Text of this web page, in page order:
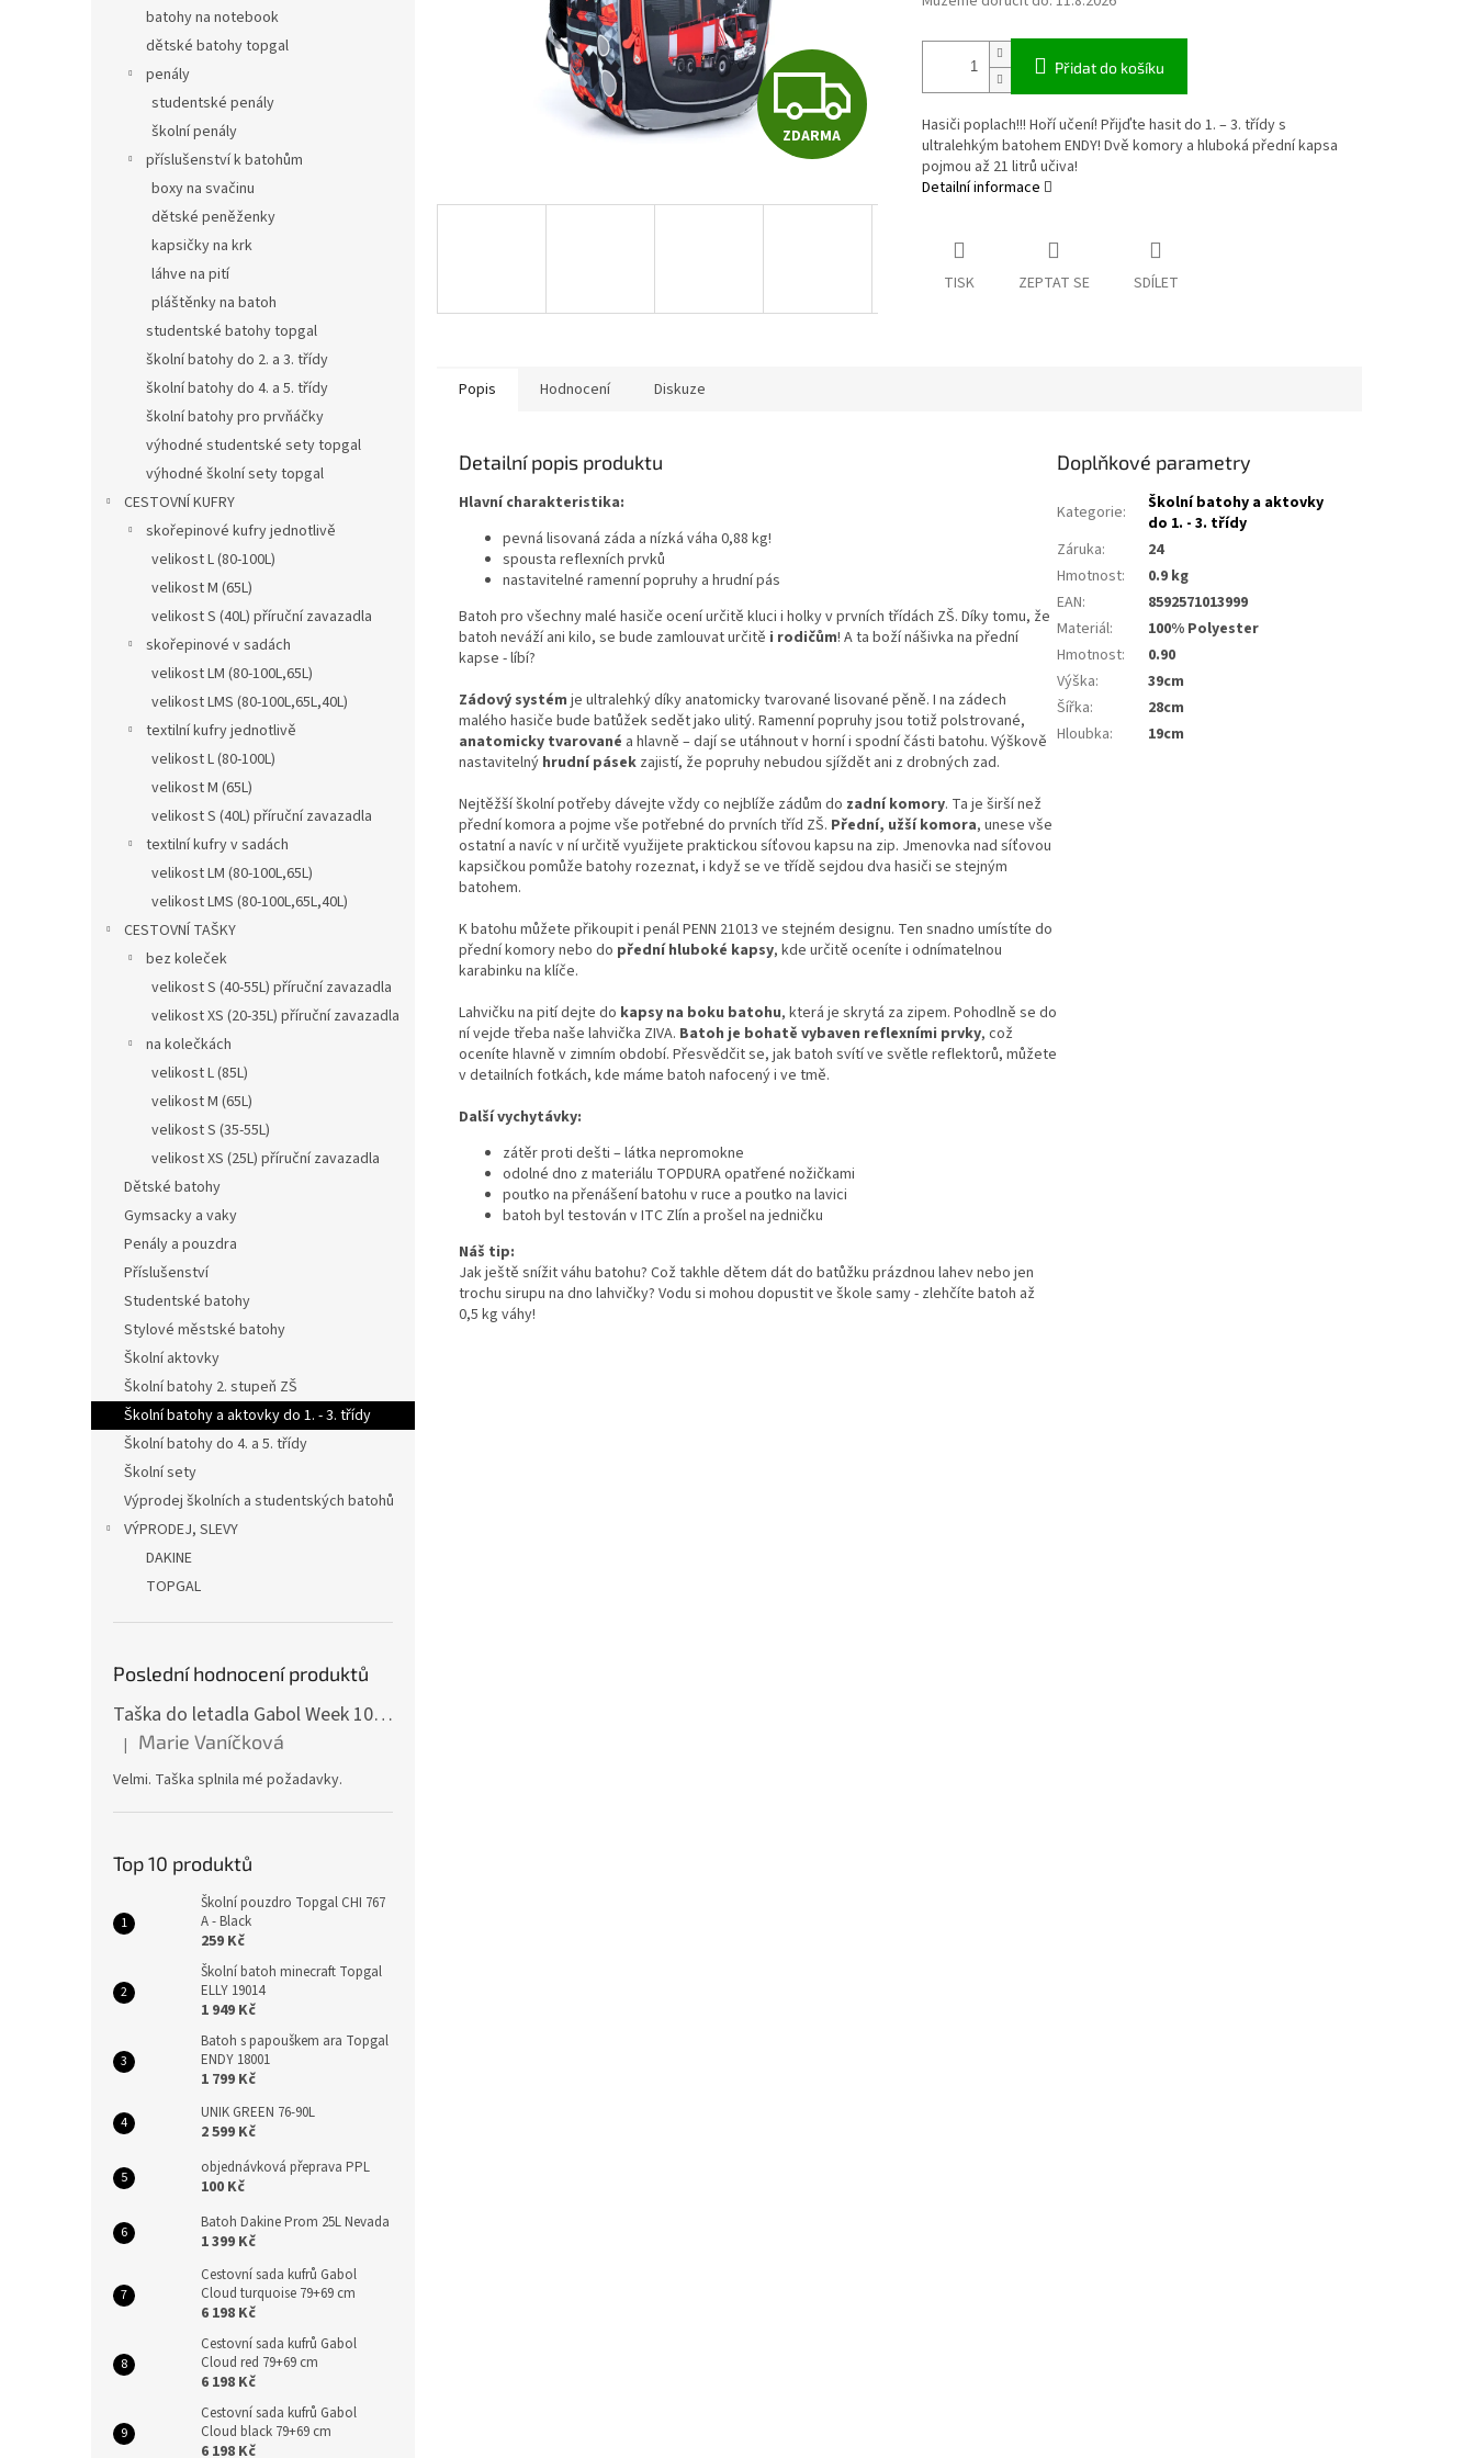
batohy na notebook
dětské batohy topgal
penály
studentské penály
školní penály
příslušenství k batohům
boxy na svačinu
dětské peněženky
kapsičky na krk
láhve na pití
pláštěnky na batoh
studentské batohy topgal
školní batohy do 2. a 3. třídy
školní batohy do 4. a 5. třídy
školní batohy pro prvňáčky
výhodné studentské sety topgal
výhodné školní sety topgal
CESTOVNÍ KUFRY
skořepinové kufry jednotlivě
velikost L (80-100L)
velikost M (65L)
velikost S (40L) příruční zavazadla
skořepinové v sadách
velikost LM (80-100L,65L)
velikost LMS (80-100L,65L,40L)
textilní kufry jednotlivě
velikost L (80-100L)
velikost M (65L)
velikost S (40L) příruční zavazadla
textilní kufry v sadách
velikost LM (80-100L,65L)
velikost LMS (80-100L,65L,40L)
CESTOVNÍ TAŠKY
bez koleček
velikost S (40-55L) příruční zavazadla
velikost XS (20-35L) příruční zavazadla
na kolečkách
velikost L (85L)
velikost M (65L)
velikost S (35-55L)
velikost XS (25L) příruční zavazadla
Dětské batohy
Gymsacky a vaky
Penály a pouzdra
Příslušenství
Studentské batohy
Stylové městské batohy
Školní aktovky
Školní batohy 2. stupeň ZŠ
Školní batohy a aktovky do 1. - 3. třídy
Školní batohy do 4. a 5. třídy
Školní sety
Výprodej školních a studentských batohů
VÝPRODEJ, SLEVY
DAKINE
TOPGAL
Poslední hodnocení produktů
Taška do letadla Gabol Week 100510 red
Hodnocení produktu je 5 z 5 hvězdiček.
| Marie Vaníčková
Velmi. Taška splnila mé požadavky.
Top 10 produktů
Školní pouzdro Topgal CHI 767
A - Black
259 Kč
Školní batoh minecraft Topgal
ELLY 19014
1 949 Kč
Batoh s papouškem ara Topgal
ENDY 18001
1 799 Kč
UNIK GREEN 76-90L
2 599 Kč
objednávková přeprava PPL
100 Kč
Batoh Dakine Prom 25L Nevada
1 399 Kč
Cestovní sada kufrů Gabol
Cloud turquoise 79+69 cm
6 198 Kč
Cestovní sada kufrů Gabol
Cloud red 79+69 cm
6 198 Kč
Cestovní sada kufrů Gabol
Cloud black 79+69 cm
6 198 Kč
Z
D
R
ZDARMA
Přidat do košíku
Hasiči poplach!!! Hoří učení! Přijďte hasit do 1. – 3. třídy s
ultralehkým batohem ENDY! Dvě komory a hluboká přední kapsa
pojmou až 21 litrů učiva!
Detailní informace
TISK ZEPTAT SE SDÍLET
Popis Hodnocení Diskuze
Detailní popis produktu
Hlavní charakteristika:
pevná lisovaná záda a nízká váha 0,88 kg!
spousta reflexních prvků
nastavitelné ramenní popruhy a hrudní pás
Batoh pro všechny malé hasiče ocení určitě kluci i holky v prvních třídách ZŠ. Díky tomu, že
batoh neváží ani kilo, se bude zamlouvat určitě i rodičům! A ta boží nášivka na přední
kapse - líbí?
Zádový systém je ultralehký díky anatomicky tvarované lisované pěně. I na zádech
malého hasiče bude batůžek sedět jako ulitý. Ramenní popruhy jsou totiž polstrované,
anatomicky tvarované a hlavně – dají se utáhnout v horní i spodní části batohu. Výškově
nastavitelný hrudní pásek zajistí, že popruhy nebudou sjíždět ani z drobných zad.
Nejtěžší školní potřeby dávejte vždy co nejblíže zádům do zadní komory. Ta je širší než
přední komora a pojme vše potřebné do prvních tříd ZŠ. Přední, užší komora, unese vše
ostatní a navíc v ní určitě využijete praktickou síťovou kapsu na zip. Jmenovka nad síťovou
kapsičkou pomůže batohy rozeznat, i když se ve třídě sejdou dva hasiči se stejným
batohem.
K batohu můžete přikoupit i penál PENN 21013 ve stejném designu. Ten snadno umístíte do
přední komory nebo do přední hluboké kapsy, kde určitě oceníte i odnímatelnou
karabinku na klíče.
Lahvičku na pití dejte do kapsy na boku batohu, která je skrytá za zipem. Pohodlně se do
ní vejde třeba naše lahvička ZIVA. Batoh je bohatě vybaven reflexními prvky, což
oceníte hlavně v zimním období. Přesvědčit se, jak batoh svítí ve světle reflektorů, můžete
v detailních fotkách, kde máme batoh nafocený i ve tmě.
Další vychytávky:
zátěr proti dešti – látka nepromokne
odolné dno z materiálu TOPDURA opatřené nožičkami
poutko na přenášení batohu v ruce a poutko na lavici
batoh byl testován v ITC Zlín a prošel na jedničku
Náš tip:
Jak ještě snížit váhu batohu? Což takhle dětem dát do batůžku prázdnou lahev nebo jen
trochu sirupu na dno lahvičky? Vodu si mohou dopustit ve škole samy - zlehčíte batoh až
0,5 kg váhy!
Doplňkové parametry
Kategorie:
Školní batohy a aktovky
do 1. - 3. třídy
Záruka:
24
Hmotnost:
0.9 kg
EAN:
8592571013999
Materiál:
100% Polyester
Hmotnost:
0.90
Výška:
39cm
Šířka:
28cm
Hloubka: 19cm